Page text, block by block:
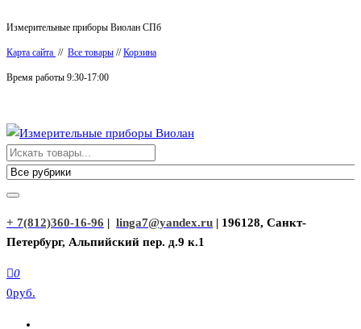
к
содержимому
Измерительные приборы Виолан СПб
Карта сайта // Все товары //Корзина
Время работы 9:30-17:00
Измерительные приборы Виолан
+ 7(812)360-16-96 | linga7@yandex.ru | 196128, Санкт-
Петербург, Альпийский пер. д.9 к.1
0
0руб.